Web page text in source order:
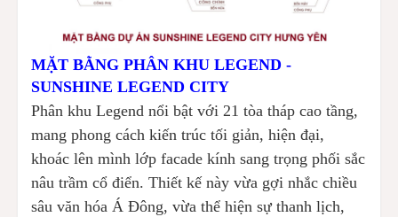
MẶT BẰNG PHÂN KHU LEGEND -
SUNSHINE LEGEND CITY
Phân khu Legend nổi bật với 21 tòa tháp cao tầng,
mang phong cách kiến trúc tối giản, hiện đại,
khoác lên mình lớp facade kính sang trọng phối sắc
nâu trầm cổ điển. Thiết kế này vừa gợi nhắc chiều
sâu văn hóa Á Đông, vừa thể hiện sự thanh lịch,